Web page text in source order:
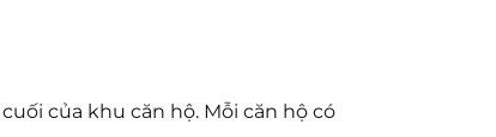
của khu căn hộ. Mỗi căn hộ có